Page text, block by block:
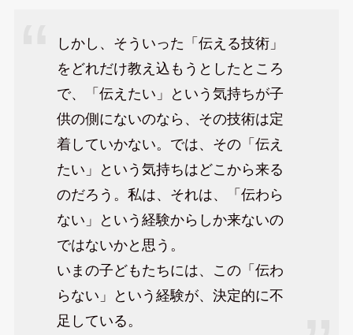
しかし、そういった「伝える技術」
をどれだけ教え込もうとしたところ
で、「伝えたい」という気持ちが子
供の側にないのなら、その技術は定
着していかない。では、その「伝え
たい」という気持ちはどこから来る
のだろう。私は、それは、「伝わら
ない」という経験からしか来ないの
ではないかと思う。
いまの子どもたちには、この「伝わ
らない」という経験が、決定的に不
足している。